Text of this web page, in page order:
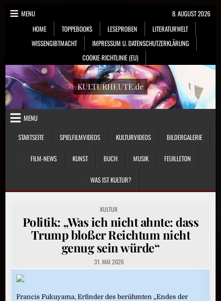
Skip
MENU
HOME
TOPPEBOOKS LESEPROBEN
LITERATURWELT
WISSENGIBTMACHT
IMPRESSUM U. DATENSCHUTZERKLÄRUNG
COOKIE-RICHTLINIE (EU)
8. AUGUST 2026
KULTURHEUTE.de
MENU
STARTSEITE
SPIELFILMVIDEOS KULTURVIDEOS BILDERGALERIE
FILM-NEWS KUNST BUCH MUSIK FEUILLETON
WAS IST KULTUR?
POSTED
IN
KULTUR
Politik: „Was ich nicht ahnte: dass
Trump bloßer Reichtum nicht
genug sein würde“
31. MAI 2026
Francis Fukuyama, Erfinder des berühmten „Endes der